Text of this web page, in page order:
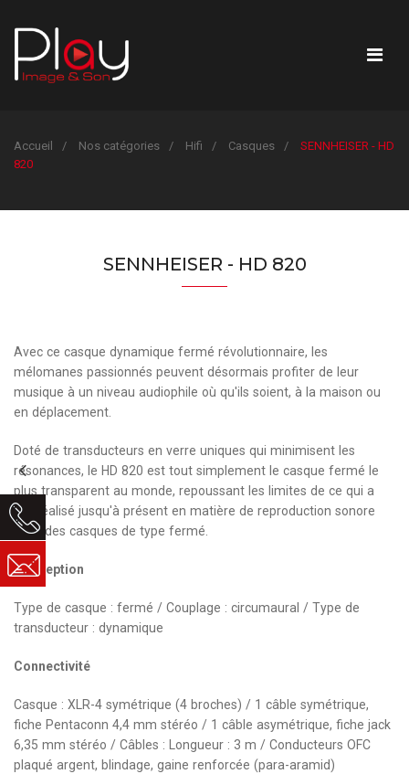
Accueil Nos catégories Hifi Casques
SENNHEISER - HD
820
SENNHEISER - HD 820
Avec ce casque dynamique fermé révolutionnaire, les
mélomanes passionnés peuvent désormais profiter de leur
musique à un niveau audiophile où qu'ils soient, à la maison ou
en déplacement.
Doté de transducteurs en verre uniques qui minimisent les
résonances, le HD 820 est tout simplement le casque fermé le
plus transparent au monde, repoussant les limites de ce qui a
été réalisé jusqu'à présent en matière de reproduction sonore
avec des casques de type fermé.
Conception
Type de casque : fermé / Couplage : circumaural / Type de
transducteur : dynamique
Connectivité
Casque : XLR-4 symétrique (4 broches) / 1 câble symétrique,
fiche Pentaconn 4,4 mm stéréo / 1 câble asymétrique, fiche jack
6,35 mm stéréo / Câbles : Longueur : 3 m / Conducteurs OFC
plaqué argent, blindage, gaine renforcée (para-aramid)